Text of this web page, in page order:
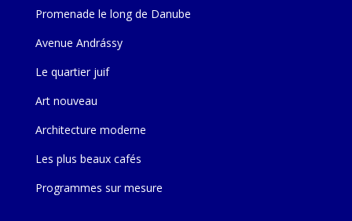
Promenade le long de Danube
Avenue Andrássy
Le quartier juif
Art nouveau
Architecture moderne
Les plus beaux cafés
Programmes sur mesure